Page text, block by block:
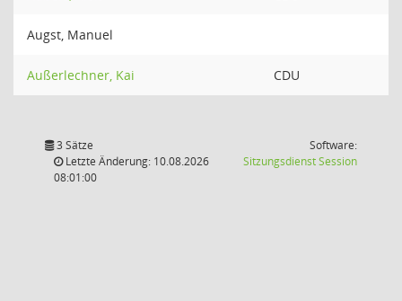
Augst, Manuel
Außerlechner, Kai CDU
3 Sätze
Letzte Änderung: 10.08.2026
08:01:00
Software:
SitzungsdienstSession(Wird in